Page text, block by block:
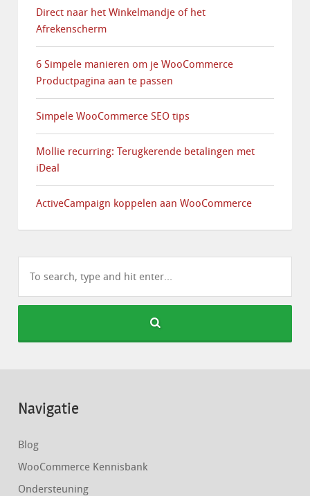
Direct naar het Winkelmandje of het
Afrekenscherm
6 Simpele manieren om je WooCommerce
Productpagina aan te passen
Simpele WooCommerce SEO tips
Mollie recurring: Terugkerende betalingen met
iDeal
ActiveCampaign koppelen aan WooCommerce
Navigatie
Blog
WooCommerce Kennisbank
Ondersteuning